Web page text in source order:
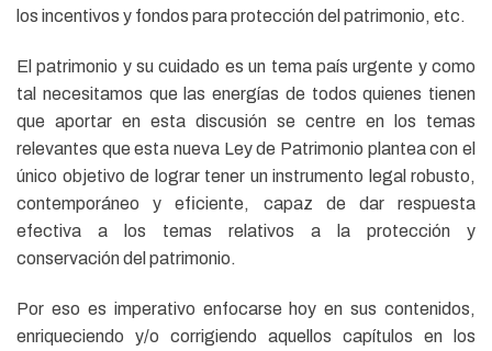
los incentivos y fondos para protección del patrimonio, etc.
El patrimonio y su cuidado es un tema país urgente y como
tal necesitamos que las energías de todos quienes tienen
que aportar en esta discusión se centre en los temas
relevantes que esta nueva Ley de Patrimonio plantea con el
único objetivo de lograr tener un instrumento legal robusto,
contemporáneo y eficiente, capaz de dar respuesta
efectiva a los temas relativos a la protección y
conservación del patrimonio.
Por eso es imperativo enfocarse hoy en sus contenidos,
enriqueciendo y/o corrigiendo aquellos capítulos en los